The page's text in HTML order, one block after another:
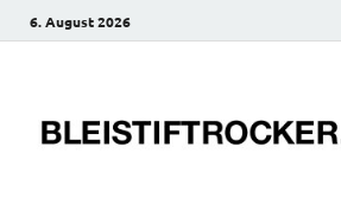
6. August 2026